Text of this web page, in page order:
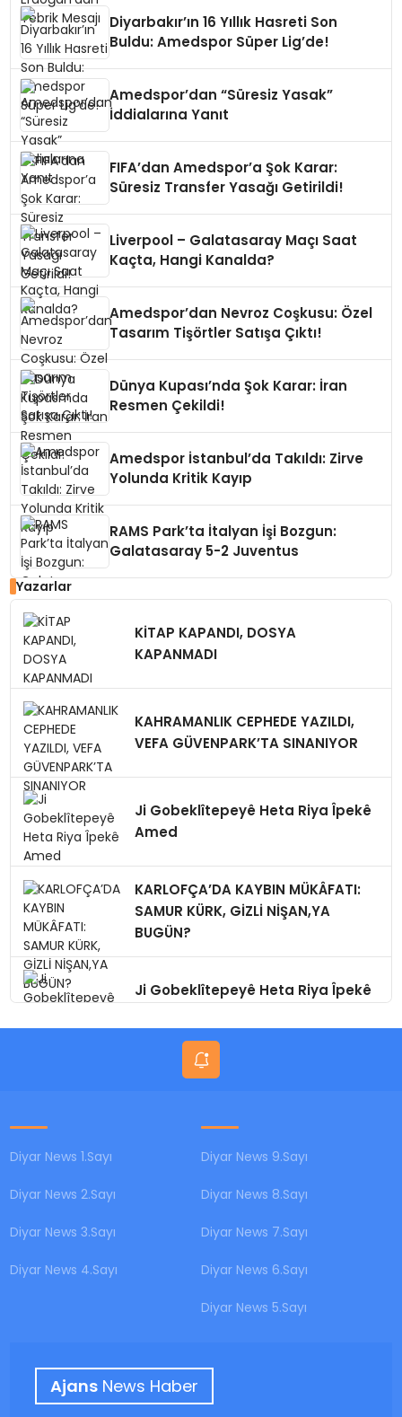
Diyarbakır’ın 16 Yıllık Hasreti Son
Buldu: Amedspor Süper Lig’de!
Amedspor’dan “Süresiz Yasak”
İddialarına Yanıt
FIFA’dan Amedspor’a Şok Karar:
Süresiz Transfer Yasağı Getirildi!
Liverpool – Galatasaray Maçı Saat
Kaçta, Hangi Kanalda?
Amedspor’dan Nevroz Coşkusu: Özel
Tasarım Tişörtler Satışa Çıktı!
Dünya Kupası’nda Şok Karar: İran
Resmen Çekildi!
Amedspor İstanbul’da Takıldı: Zirve
Yolunda Kritik Kayıp
RAMS Park’ta İtalyan İşi Bozgun:
Galatasaray 5-2 Juventus
Yazarlar
KİTAP KAPANDI, DOSYA
KAPANMADI
KAHRAMANLIK CEPHEDE YAZILDI,
VEFA GÜVENPARK’TA SINANIYOR
Ji Gobeklîtepeyê Heta Riya Îpekê
Amed
KARLOFÇA’DA KAYBIN MÜKÂFATI:
SAMUR KÜRK, GİZLİ NİŞAN,YA
BUGÜN?
Ji Gobeklîtepeyê Heta Riya Îpekê
Diyar News 1.Sayı
Diyar News 2.Sayı
Diyar News 3.Sayı
Diyar News 4.Sayı
Diyar News 9.Sayı
Diyar News 8.Sayı
Diyar News 7.Sayı
Diyar News 6.Sayı
Diyar News 5.Sayı
Ajans News Haber